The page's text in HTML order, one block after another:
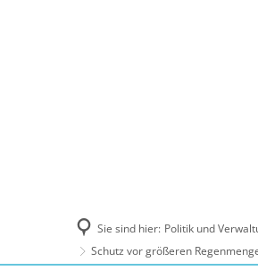
Sie sind hier: Politik und
Schutz vor größeren